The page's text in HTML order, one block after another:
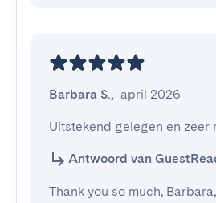
Barbara S., april 2026
Uitstekend gelegen en zeer
Antwoord van
Thank you so much,